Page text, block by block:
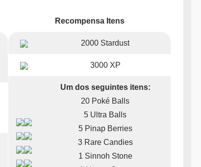
Recompensa Itens
2000 Stardust
3000 XP
Um dos seguintes itens:
20 Poké Balls
5 Ultra Balls
5 Pinap Berries
3 Rare Candies
1 Sinnoh Stone